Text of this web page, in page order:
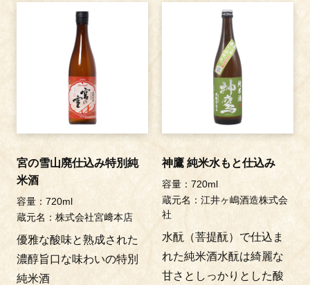
宮の雪山廃仕込み特別純
米酒
容量：720ml
蔵元名：株式会社宮﨑本店
優雅な酸味と熟成された
濃醇旨口な味わいの特別
純米酒
神鷹 純米水もと仕込み
容量：720ml
蔵元名：江井ヶ嶋酒造株式会
社
水酛（菩提酛）で仕込ま
れた純米酒水酛は綺麗な
甘さとしっかりとした酸